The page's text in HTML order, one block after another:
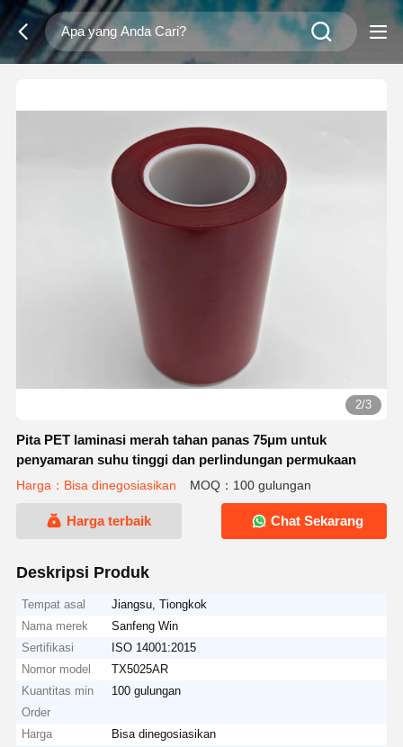
2/3
Pita PET laminasi merah tahan panas 75μm untuk
penyamaran suhu tinggi dan perlindungan permukaan
Harga：Bisa dinegosiasikan MOQ：100 gulungan
Harga terbaik Chat Sekarang
Deskripsi Produk
Tempat asal
Jiangsu, Tiongkok
Nama merek
Sanfeng Win
Sertifikasi
ISO 14001:2015
Nomor model
TX5025AR
Kuantitas min
Order
100 gulungan
Harga
Bisa dinegosiasikan